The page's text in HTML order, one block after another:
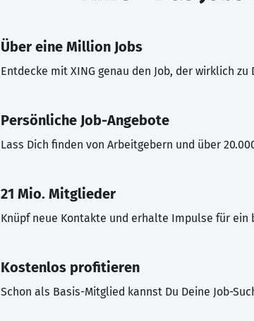
Über eine Million Jobs
Entdecke mit XING genau den Job, der wirklich zu
Persönliche Job-Angebote
Lass Dich finden von Arbeitgebern und über
21 Mio. Mitglieder
Knüpf neue Kontakte und erhalte Impulse für ein
Kostenlos profitieren
Schon als Basis-Mitglied kannst Du Deine Job-